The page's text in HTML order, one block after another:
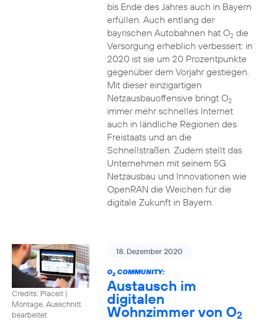
bis Ende des Jahres auch in Bayern
erfüllen. Auch entlang der
bayrischen Autobahnen hat O2die
Versorgung erheblich verbessert: in
2020 ist sie um 20 Prozentpunkte
gegenüber dem Vorjahr gestiegen.
Mit dieser einzigartigen
Netzausbauoffensive bringt O2
immer mehr schnelles Internet
auch in ländliche Regionen des
Freistaats und an die
Schnellstraßen. Zudem stellt das
Unternehmen mit seinem 5G
Netzausbau und Innovationen wie
OpenRAN die Weichen für die
digitale Zukunft in Bayern.
Credits: Placeit |
Montage, Ausschnitt
bearbeitet
18. Dezember 2020
O2COMMUNITY:
Austausch im
digitalen
Wohnzimmer von O2